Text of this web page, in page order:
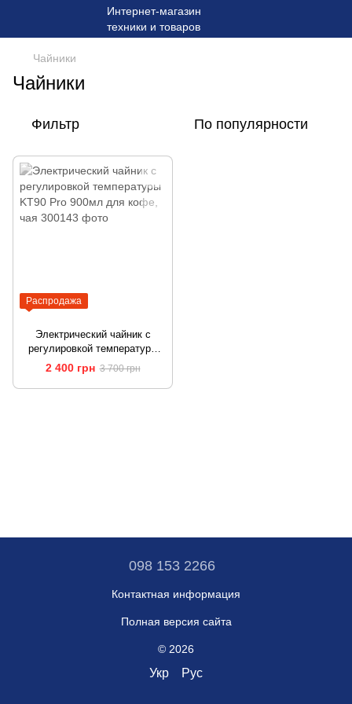
Чайники
Чайники
Фильтр По популярности
Распродажа
Электрический чайник с
регулировкой температуры
KT90 Pro 900мл для кофе,
2 400 грн 3 700 грн
098 153 2266
Контактная информация
Полная версия сайта
© 2026
Укр Рус